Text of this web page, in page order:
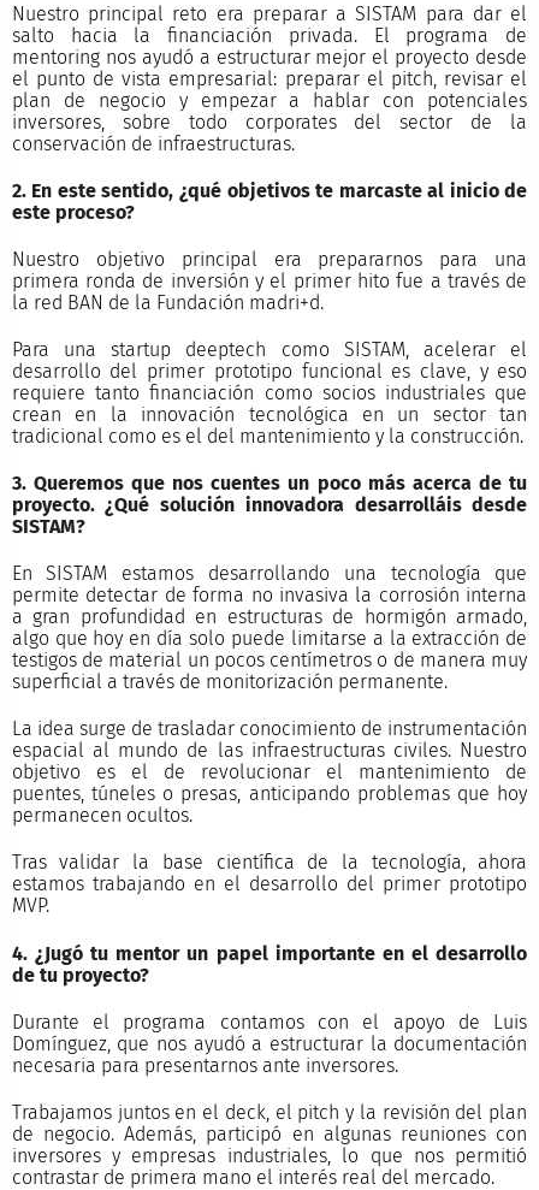
Nuestro principal reto era preparar a SISTAM para dar el
salto hacia la financiación privada. El programa de
mentoring nos ayudó a estructurar mejor el proyecto desde
el punto de vista empresarial: preparar el pitch, revisar el
plan de negocio y empezar a hablar con potenciales
inversores, sobre todo corporates del sector de la
conservación de infraestructuras.
2. En este sentido, ¿qué objetivos te marcaste al inicio de
este proceso?
Nuestro objetivo principal era prepararnos para una
primera ronda de inversión y el primer hito fue a través de
la red BAN de la Fundación madri+d.
Para una startup deeptech como SISTAM, acelerar el
desarrollo del primer prototipo funcional es clave, y eso
requiere tanto financiación como socios industriales que
crean en la innovación tecnológica en un sector tan
tradicional como es el del mantenimiento y la construcción.
3. Queremos que nos cuentes un poco más acerca de tu
proyecto. ¿Qué solución innovadora desarrolláis desde
SISTAM?
En SISTAM estamos desarrollando una tecnología que
permite detectar de forma no invasiva la corrosión interna
a gran profundidad en estructuras de hormigón armado,
algo que hoy en día solo puede limitarse a la extracción de
testigos de material un pocos centímetros o de manera muy
superficial a través de monitorización permanente.
La idea surge de trasladar conocimiento de instrumentación
espacial al mundo de las infraestructuras civiles. Nuestro
objetivo es el de revolucionar el mantenimiento de
puentes, túneles o presas, anticipando problemas que hoy
permanecen ocultos.
Tras validar la base científica de la tecnología, ahora
estamos trabajando en el desarrollo del primer prototipo
MVP.
4. ¿Jugó tu mentor un papel importante en el desarrollo
de tu proyecto?
Durante el programa contamos con el apoyo de Luis
Domínguez, que nos ayudó a estructurar la documentación
necesaria para presentarnos ante inversores.
Trabajamos juntos en el deck, el pitch y la revisión del plan
de negocio. Además, participó en algunas reuniones con
inversores y empresas industriales, lo que nos permitió
contrastar de primera mano el interés real del mercado.